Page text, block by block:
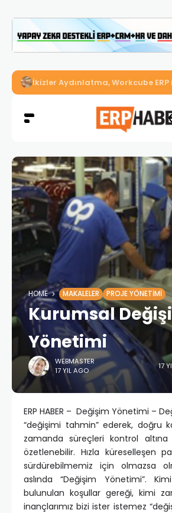
İkizler Aydınlatma, Workcube
HOME MAKALELER PROJE YÖNETIMI
Kurumsal
Yönetimi
WEBMASTER
17 YIL AGO
17
ERP HABER – Değişim Yönetimi –
“değişimi tahmin” ederek, doğru
zamanda süreçleri kontrol altına
özetlenebilir. Hızla küreselleşen
sürdürebilmemiz için olmazsa
aslında “Değişim Yönetimi”.
bulunulan koşullar gereği, kimi
inançlarımız bizi ister istemez